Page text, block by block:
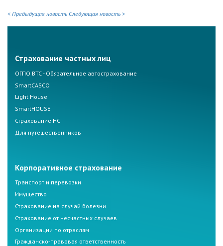
< Предыдущая новость Следующая новость >
Страхование частных лиц
ОГПО ВТС - Обязательное автострахование
SmartCASCO
Light House
SmartHOUSE
Страхование НС
Для путешественников
Корпоративное страхование
Транспорт и перевозки
Имущество
Страхование на случай болезни
Страхование от несчастных случаев
Организации по отраслям
Гражданско-правовая ответственность